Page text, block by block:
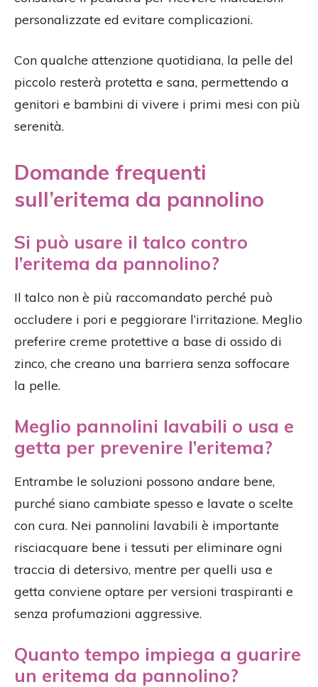
personalizzate ed evitare complicazioni.
Con qualche attenzione quotidiana, la pelle del
piccolo resterà protetta e sana, permettendo a
genitori e bambini di vivere i primi mesi con più
serenità.
Domande frequenti
sull’eritema da pannolino
Si può usare il talco contro
l’eritema da pannolino?
Il talco non è più raccomandato perché può
occludere i pori e peggiorare l’irritazione. Meglio
preferire creme protettive a base di ossido di
zinco, che creano una barriera senza soffocare
la pelle.
Meglio pannolini lavabili o usa e
getta per prevenire l’eritema?
Entrambe le soluzioni possono andare bene,
purché siano cambiate spesso e lavate o scelte
con cura. Nei pannolini lavabili è importante
risciacquare bene i tessuti per eliminare ogni
traccia di detersivo, mentre per quelli usa e
getta conviene optare per versioni traspiranti e
senza profumazioni aggressive.
Quanto tempo impiega a guarire
un eritema da pannolino?